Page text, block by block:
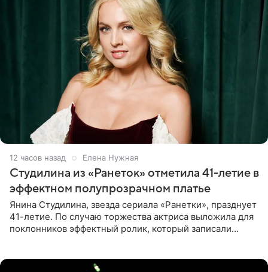
12 часов назад Елена Нужная
Студилина из «Ранеток» отметила 41-летие в
эффектном полупрозрачном платье
Янина Студилина, звезда сериала «Ранетки», празднует
41-летие. По случаю торжества актриса выложила для
поклонников эффектный ролик, который записали